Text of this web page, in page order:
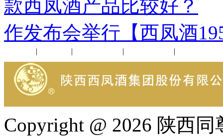
款西凤酒产品比较好？
作发布会举行【西凤酒
| | | |
Copyright @ 2026 陕西